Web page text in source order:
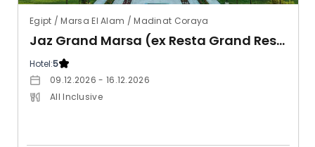
Egipt / Marsa El Alam / Madinat Coraya
Jaz Grand Marsa (ex Resta Grand Resort)
Hotel:5
09.12.2026 - 16.12.2026
All Inclusive